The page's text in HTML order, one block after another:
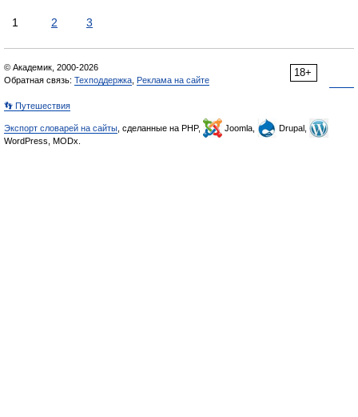
1 2 3
18+
© Академик, 2000-2026
Обратная связь: Техподдержка Реклама на сайте
👣 Путешествия
Экспорт словарей на сайты , сделанные на PHP, Joomla,
Drupal,
WordPress, MODx.